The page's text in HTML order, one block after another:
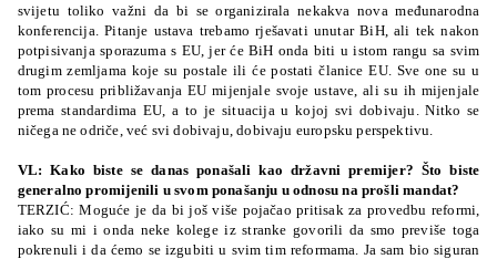
svijetu toliko važni da bi se organizirala nekakva nova međunarodna
konferencija. Pitanje ustava trebamo rješavati unutar BiH, ali tek nakon
potpisivanja sporazuma s EU, jer će BiH onda biti u istom rangu sa svim
drugim zemljama koje su postale ili će postati članice EU. Sve one su u
tom procesu približavanja EU mijenjale svoje ustave, ali su ih mijenjale
prema standardima EU, a to je situacija u kojoj svi dobivaju. Nitko se
ničega ne odriče, već svi dobivaju, dobivaju europsku perspektivu.
VL: Kako biste se danas ponašali kao državni premijer? Što biste
generalno promijenili u svom ponašanju u odnosu na prošli mandat?
TERZIĆ: Moguće je da bi još više pojačao pritisak za provedbu reformi,
iako su mi i onda neke kolege iz stranke govorili da smo previše toga
pokrenuli i da ćemo se izgubiti u svim tim reformama. Ja sam bio siguran